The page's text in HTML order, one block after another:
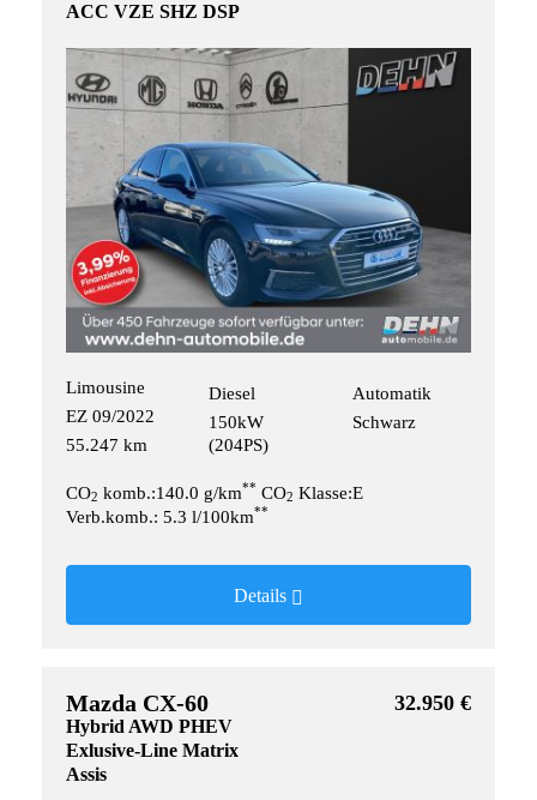
ACC VZE SHZ DSP
Limousine
EZ 09/2022
55.247 km
Diesel
150kW
(204PS)
Automatik
Schwarz
CO2 komb.:140.0 g/km** CO2 Klasse:E
Verb.komb.: 5.3 l/100km**
Details
Mazda CX-60
Hybrid AWD PHEV
Exlusive-Line Matrix
Assis
32.950 €